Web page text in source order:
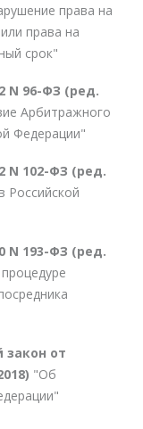
права на
права на
срок"
N 96-ФЗ (ред.
Арбитражного
Федерации"
N 102-ФЗ (ред.
Российской
N 193-ФЗ (ред.
от
"Об